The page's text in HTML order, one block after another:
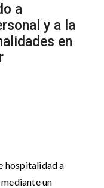
a
y a la
en
hospitalidad a
un